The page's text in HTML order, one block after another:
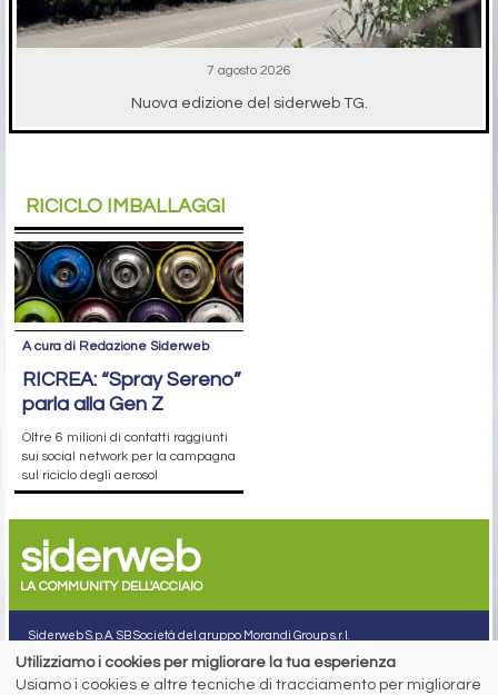
7 agosto 2026
Nuova edizione del siderweb TG.
RICICLO IMBALLAGGI
A cura di Redazione Siderweb
RICREA: “Spray Sereno”
parla alla Gen Z
Oltre 6 milioni di contatti raggiunti
sui social network per la campagna
sul riciclo degli aerosol
siderweb
LA COMMUNITY DELL'ACCIAIO
Siderweb S.p.A. SB Società del gruppo Morandi Group s.r.l.
ISSN 2532-2982
Sede sociale: Flero (Brescia) Via Don Milani 5
Utilizziamo i cookies per migliorare la tua esperienza
Usiamo i cookies e altre tecniche di tracciamento per migliorare